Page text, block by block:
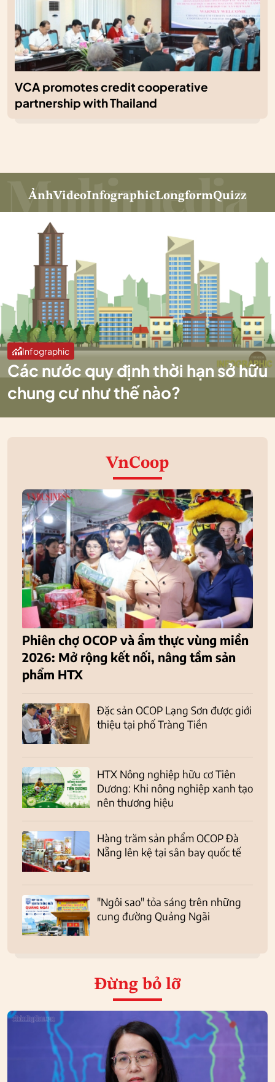
VCA promotes credit cooperative
partnership with Thailand
ẢnhVideoInfographicLongformQuizz
Infographic
Các nước quy định thời hạn sở hữu
chung cư như thế nào?
VnCoop
Phiên chợ OCOP và ẩm thực vùng miền
2026: Mở rộng kết nối, nâng tầm sản
phẩm HTX
Đặc sản OCOP Lạng Sơn được giới
thiệu tại phố Tràng Tiền
HTX Nông nghiệp hữu cơ Tiên
Dương: Khi nông nghiệp xanh tạo
nên thương hiệu
Hàng trăm sản phẩm OCOP Đà
Nẵng lên kệ tại sân bay quốc tế
"Ngôi sao" tỏa sáng trên những
cung đường Quảng Ngãi
Đừng bỏ lỡ